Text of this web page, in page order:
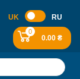
UK RU
0
0.00 ₴